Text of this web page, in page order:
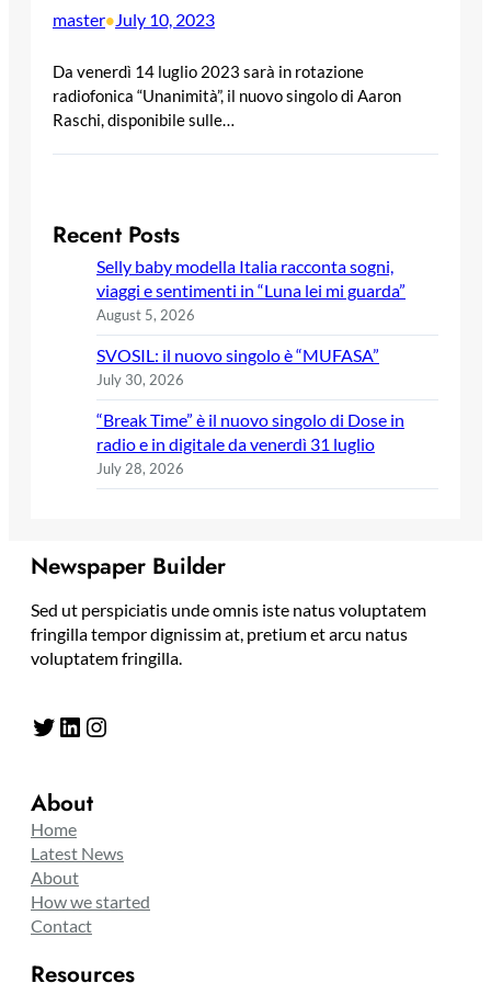
master•July 10, 2023
Da venerdì 14 luglio 2023 sarà in rotazione
radiofonica “Unanimità”, il nuovo singolo di Aaron
Raschi, disponibile sulle…
Recent Posts
Selly baby modella Italia racconta sogni,
viaggi e sentimenti in “Luna lei mi guarda”
August 5, 2026
SVOSIL: il nuovo singolo è “MUFASA”
July 30, 2026
“Break Time” è il nuovo singolo di Dose in
radio e in digitale da venerdì 31 luglio
July 28, 2026
Newspaper Builder
Sed ut perspiciatis unde omnis iste natus voluptatem
fringilla tempor dignissim at, pretium et arcu natus
voluptatem fringilla.
Twitter LinkedIn Instagram
About
Home
Latest News
About
How we started
Contact
Resources